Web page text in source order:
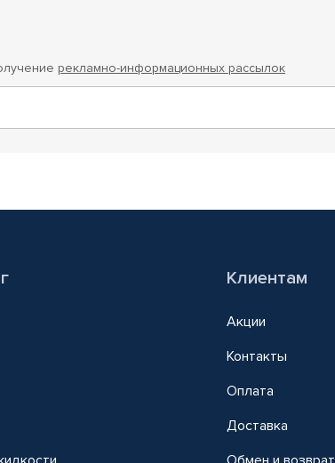
рекламно-информационных рассылок
Клиентам
Акции
Контакты
Оплата
Доставка